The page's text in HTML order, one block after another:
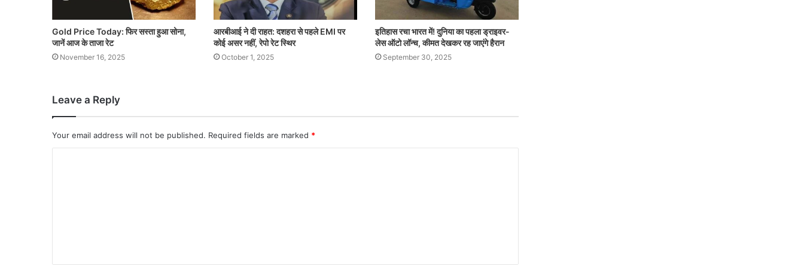
Gold Price Today: फिर सस्ता हुआ सोना,
जानें आज के ताजा रेट
November 16, 2025
आरबीआई ने दी राहत: दशहरा से पहले EMI पर
कोई असर नहीं, रेपो रेट स्थिर
October 1, 2025
इतिहास रचा भारत में! दुनिया का पहला ड्राइवर-
लेस ऑटो लॉन्च, कीमत देखकर रह जाएंगे हैरान
September 30, 2025
Leave a Reply
Your email address will not be published. Required fields are marked *